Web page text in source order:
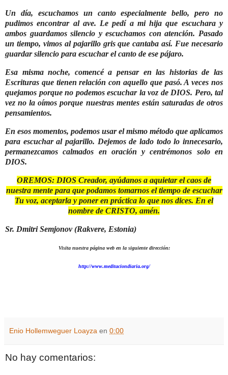
Un día, escuchamos un canto especialmente bello, pero no
pudimos encontrar al ave. Le pedí a mi hija que escuchara y
ambos guardamos silencio y escuchamos con atención. Pasado
un tiempo, vimos al pajarillo gris que cantaba así. Fue necesario
guardar silencio para escuchar el canto de ese pájaro.
Esa misma noche, comencé a pensar en las historias de las
Escrituras que tienen relación con aquello que pasó. A veces nos
quejamos porque no podemos escuchar la voz de DIOS. Pero, tal
vez no la oímos porque nuestras mentes están saturadas de otros
pensamientos.
En esos momentos, podemos usar el mismo método que aplicamos
para escuchar al pajarillo. Dejemos de lado todo lo innecesario,
permanezcamos calmados en oración y centrémonos solo en
DIOS.
OREMOS: DIOS Creador, ayúdanos a aquietar el caos de
nuestra mente para que podamos tomarnos el tiempo de escuchar
Tu voz, aceptarla y poner en práctica lo que nos dices. En el
nombre de CRISTO, amén.
Sr. Dmitri Semjonov (Rakvere, Estonia)
Visita nuestra página web en la siguiente dirección:
http://www.meditaciondiaria.org/
Enio Hollemweguer Loayza en 0:00
No hay comentarios: